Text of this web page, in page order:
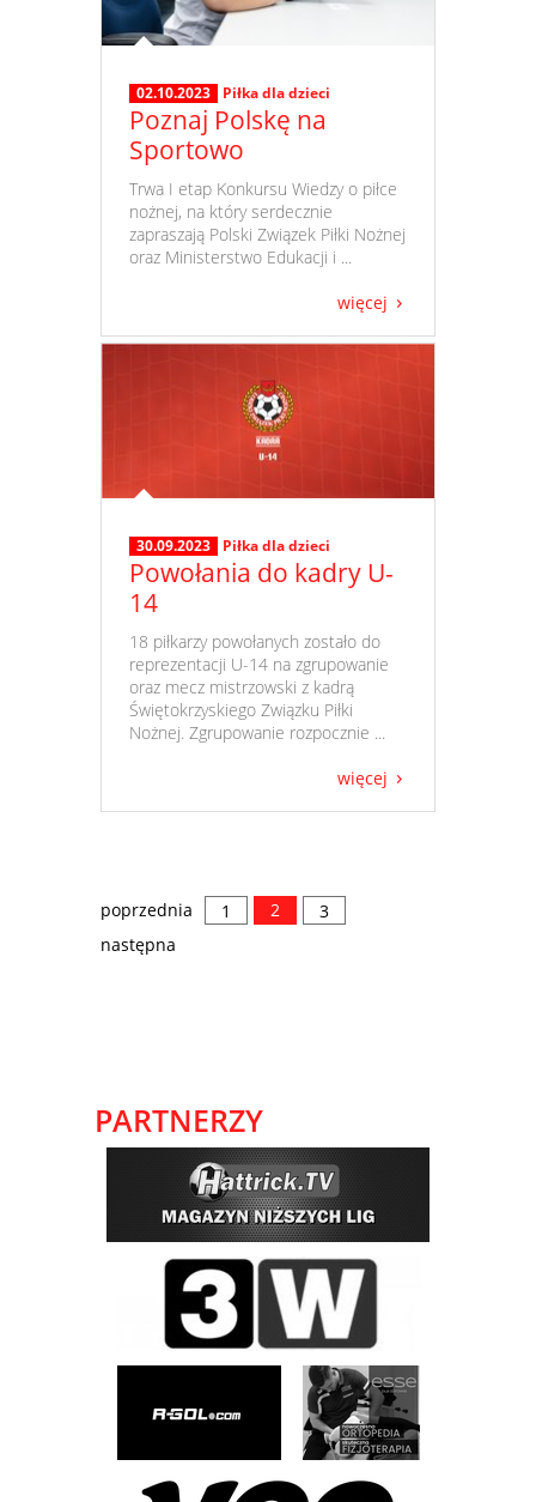
02.10.2023 Piłka dla dzieci
Poznaj Polskę na
Sportowo
​ Trwa I etap Konkursu Wiedzy o piłce
nożnej, na który serdecznie
zapraszają Polski Związek Piłki Nożnej
oraz Ministerstwo Edukacji i ...
więcej
30.09.2023 Piłka dla dzieci
Powołania do kadry U-
14
​ 18 piłkarzy powołanych zostało do
reprezentacji U-14 na zgrupowanie
oraz mecz mistrzowski z kadrą
Świętokrzyskiego Związku Piłki
Nożnej. Zgrupowanie rozpocznie ...
więcej
poprzednia 1 2
3
następna
PARTNERZY